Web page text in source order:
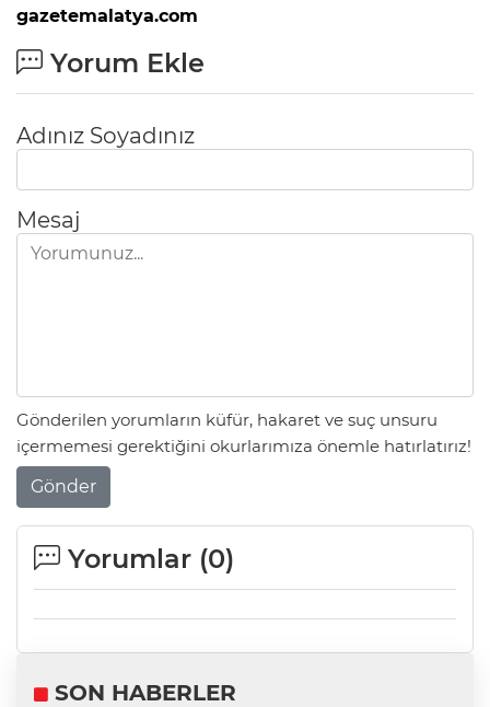
gazetemalatya.com
Yorum Ekle
Adınız Soyadınız
Mesaj
Gönderilen yorumların küfür, hakaret ve suç unsuru
içermemesi gerektiğini okurlarımıza önemle hatırlatırız!
Gönder
Yorumlar (0)
SON HABERLER